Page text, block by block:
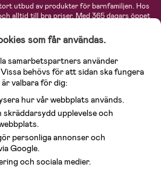
utbud av produkter för barnfamiljen. Hos
alltid till bra priser. Med 365 dagars öppet
barnvagnar, bilstolar, kläder för barn och
av inspirerande inredning, leksaker,
Cosi, Baby Jogger, BabyBjörn, Didriksons,
Neonate, Cybex, LEGO och många fler.
största barn- och babybutik på nätet!
som får användas.
samarbetspartners använder
behövs för att sidan ska fungera
valbara för dig:
hur vår webbplats används.
upplevelse och
personliga annonser och
Google.
och sociala medier.